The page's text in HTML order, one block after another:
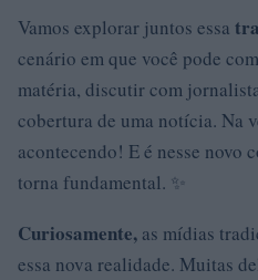
Vamos explorar juntos essa
cenário em que você pode
matéria, discutir com
cobertura de uma notícia. Na
acontecendo! E é nesse novo
torna fundamental. ✨
Curiosamente, as mídias
essa nova realidade. Muitas